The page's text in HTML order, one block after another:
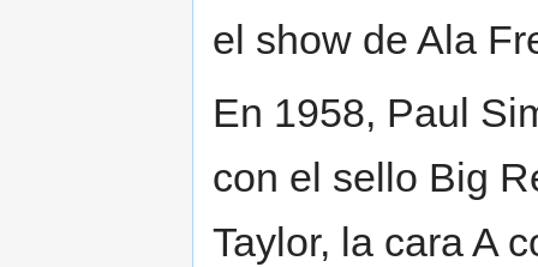
el show de Ala
En 1958, Paul
con el sello Big
Taylor, la cara A